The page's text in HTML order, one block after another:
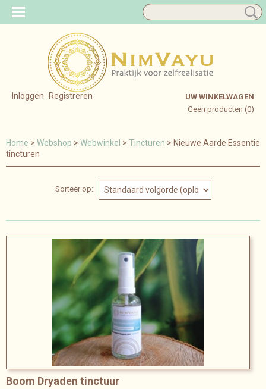
Inloggen Registreren
UW WINKELWAGEN
Geen producten (0)
Home > Webshop > Webwinkel > Tincturen > Nieuwe Aarde Essentie
tincturen
Sorteer op:
Boom Dryaden tinctuur